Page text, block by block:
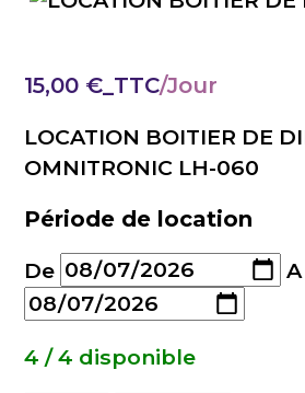
15,00 €_TTC
LOCATION BOITIER DE
OMNITRONIC LH-060
Période de location
De
A
4 / 4 disponible